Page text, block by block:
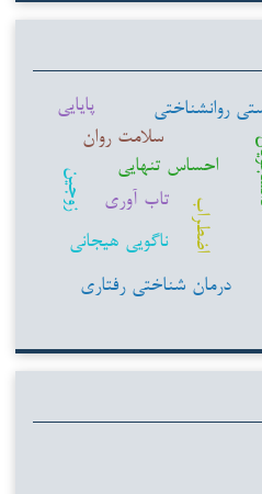
اضطراب
روانشناختی
درمان شناختی رفتاری
ناگویی هیجانی
احساس تنهایی
زوجین تاب آوری
سلامت روان
پایایی